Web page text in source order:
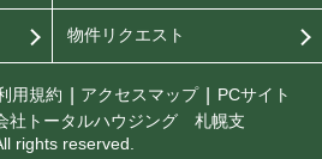
物件リクエスト
用規約 アクセスマップ
PCサイト
社トータルハウジング 札幌支
rights reserved.